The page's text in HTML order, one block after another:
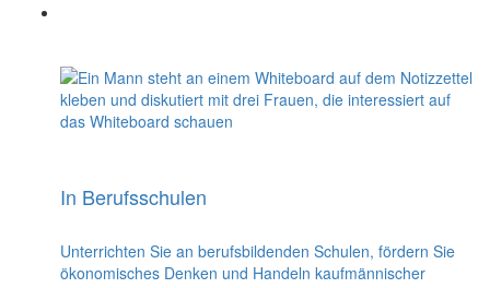
In Berufsschulen
Unterrichten Sie an berufsbildenden Schulen, fördern Sie
ökonomisches Denken und Handeln kaufmännischer